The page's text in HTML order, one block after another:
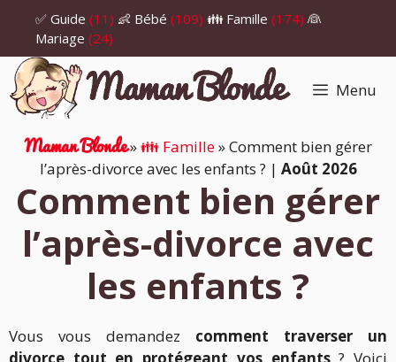
contenu
✅ Guide (11) 👶 Bébé (109) 👪 Famille (174) 👰
Mariage (24)
Menu
Maman Blonde»👪 Famille»Comment bien gérer
l’après-divorce avec les enfants ? | Août 2026
Comment bien gérer
l’après-divorce avec
les enfants ?
Vous vous demandez comment traverser un